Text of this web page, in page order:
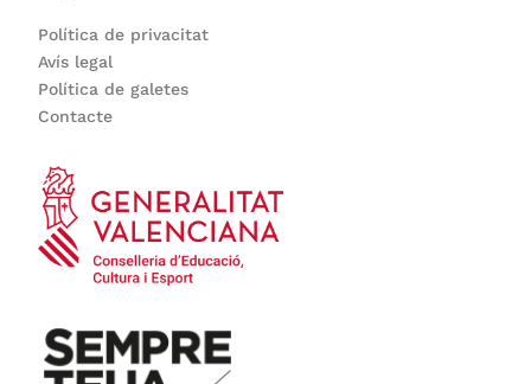
Política de privacitat
Avís legal
Política de galetes
Contacte